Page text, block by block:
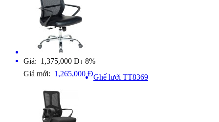
Giá: 1,375,000 Đ ↓ 8%
Giá mới: 1,265,000 ĐGhế lưới TT8369